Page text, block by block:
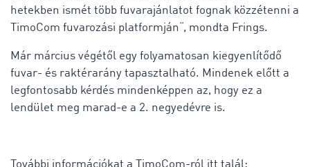
hetekben ismét több fuvarajánlatot fognak közzétenni a
TimoCom fuvarozási platformján“, mondta Frings.
Már március végétől egy folyamatosan kiegyenlítődő
fuvar- és raktérarány tapasztalható. Mindenek előtt a
legfontosabb kérdés mindenképpen az, hogy ez a
lendület meg marad-e a 2. negyedévre is.
További információkat a TimoCom-ról itt talál: